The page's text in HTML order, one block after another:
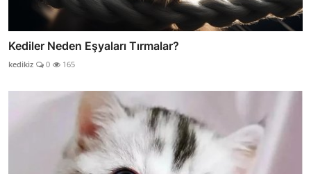
Kediler Neden Eşyaları Tırmalar?
kedikiz 0 165